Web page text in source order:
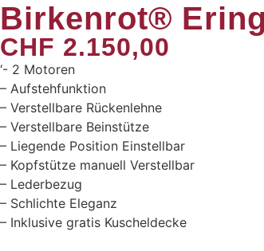
​Birkenrot®
CHF 2.150,00
‘- 2 Motoren
– Aufstehfunktion
– Verstellbare Rückenlehne
– Verstellbare Beinstütze
– Liegende Position Einstellbar
– Kopfstütze manuell Verstellbar
– Lederbezug
– Schlichte Eleganz
– Inklusive gratis Kuscheldecke